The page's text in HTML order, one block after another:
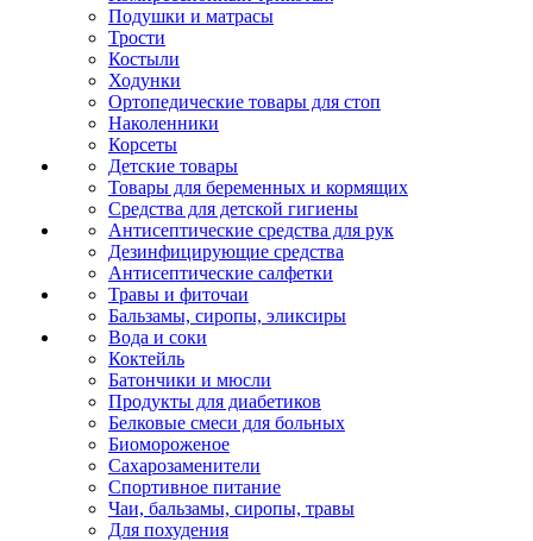
Подушки и матрасы
Трости
Костыли
Ходунки
Ортопедические товары для стоп
Наколенники
Корсеты
Детские товары
Товары для беременных и кормящих
Средства для детской гигиены
Антисептические средства для рук
Дезинфицирующие средства
Антисептические салфетки
Травы и фиточаи
Бальзамы, сиропы, эликсиры
Вода и соки
Коктейль
Батончики и мюсли
Продукты для диабетиков
Белковые смеси для больных
Биомороженое
Сахарозаменители
Спортивное питание
Чаи, бальзамы, сиропы, травы
Для похудения